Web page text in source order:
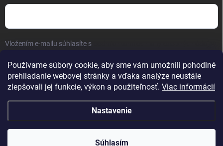
Používame súbory cookie, aby sme vám umožnili pohodlné
prehliadanie webovej stránky a vďaka analýze neustále
zlepšovali jej funkcie, výkon a použiteľnosť. Viac informácií
Nastavenie
Súhlasím
Vložením e-mailu súhlasíte s
Prihlásiť sa
Kaliber SP s.r.o. . Všetky práva vyhradené.